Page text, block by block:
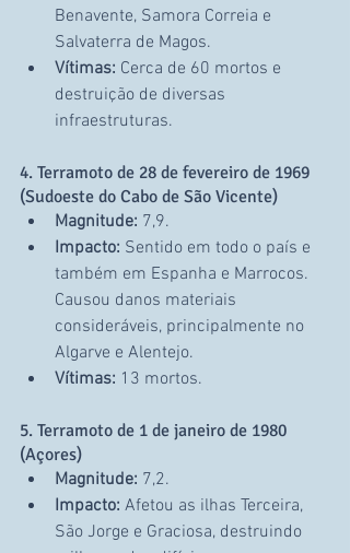
Benavente, Samora Correia e
Salvaterra de Magos.
Vítimas: Cerca de 60 mortos e
destruição de diversas
infraestruturas.
4. Terramoto de 28 de fevereiro de 1969
(Sudoeste do Cabo de São Vicente)
Magnitude: 7,9.
Impacto: Sentido em todo o país e
também em Espanha e Marrocos.
Causou danos materiais
consideráveis, principalmente no
Algarve e Alentejo.
Vítimas: 13 mortos.
5. Terramoto de 1 de janeiro de 1980
(Açores)
Magnitude: 7,2.
Impacto: Afetou as ilhas Terceira,
São Jorge e Graciosa, destruindo